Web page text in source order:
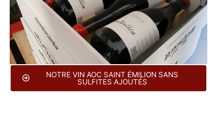
NOTRE VIN AOC SAINT ÉMILION SANS
SULFITES AJOUTÉS